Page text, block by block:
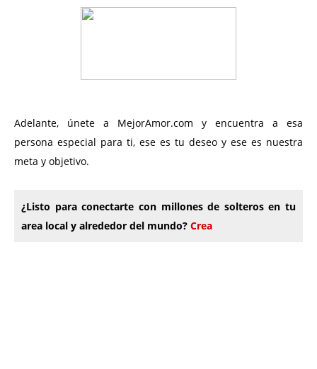
Adelante, únete a MejorAmor.com y encuentra a esa
persona especial para ti, ese es tu deseo y ese es nuestra
meta y objetivo.
¿Listo para conectarte con millones de solteros en tu
area local y alrededor del mundo? Crea